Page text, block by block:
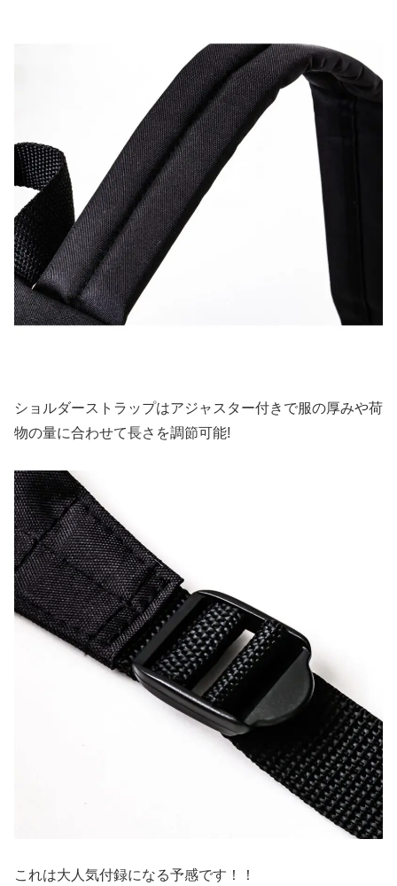
ショルダーストラップはアジャスター付きで服の厚みや荷
物の量に合わせて長さを調節可能!
これは大人気付録になる予感です！！